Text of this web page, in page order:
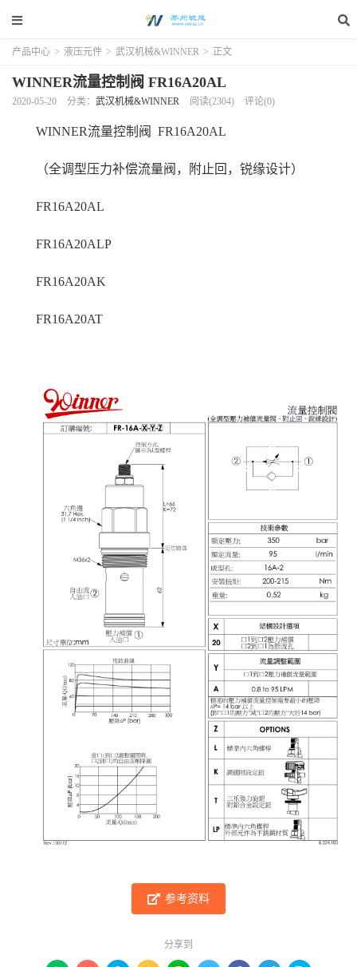
产品中心 > 液压元件 > 武汉机械&WINNER > 正文
WINNER流量控制阀 FR16A20AL
2020-05-20 分类： 武汉机械&WINNER 阅读(2304) 评论(0)
WINNER流量控制阀 FR16A20AL
（全调型压力补偿流量阀，附止回，锐缘设计）
FR16A20AL
FR16A20ALP
FR16A20AK
FR16A20AT
参考资料
分享到